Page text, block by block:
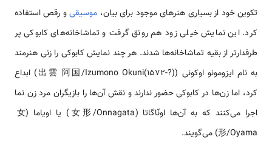
تکوین خود از بسیاری هنرهای موجود برای بیان، موسیقیو رقص استفاده
کرد. این نمایش خیلی زود هم رونق گرفت و تماشاخانه‌های کابوکی پر
طرفدارتر از بقیه تماشاخانه‌ها شدند. هر چند نمایش کابوکی را زنی هنرمند
به نام ایزومونو اوکونی (出雲 阿国/Izumono Okuni(1572-?)) ابداع
کرد، اما زن‌ها در کابوکی حضور ندارند و نقش آن‌ها را بازیگران مرد زن نما
اجرا می‌کنند که به آن‌ها اونّاگاتا (女形/Onnagata) یا اویاما (女
形/Oyama) می‌گویند.